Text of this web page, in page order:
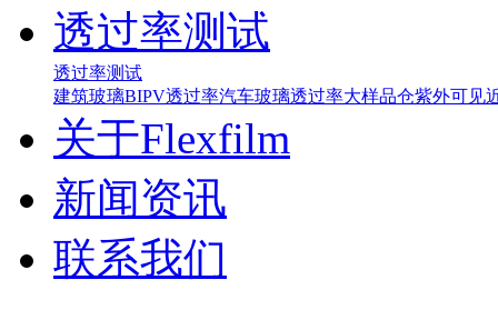
透过率测试
透过率测试
建筑玻璃BIPV透过率汽车玻璃透过率大样品仓紫外可见
关于Flexfilm
新闻资讯
联系我们